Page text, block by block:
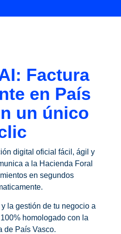
Factura
en País
un único
digital oficial fácil, ágil y
a la Hacienda Foral
en segundos
la gestión de tu negocio a
homologado con la
de País Vasco.